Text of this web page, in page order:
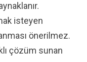
isteyen
önerilmez.
çözüm sunan